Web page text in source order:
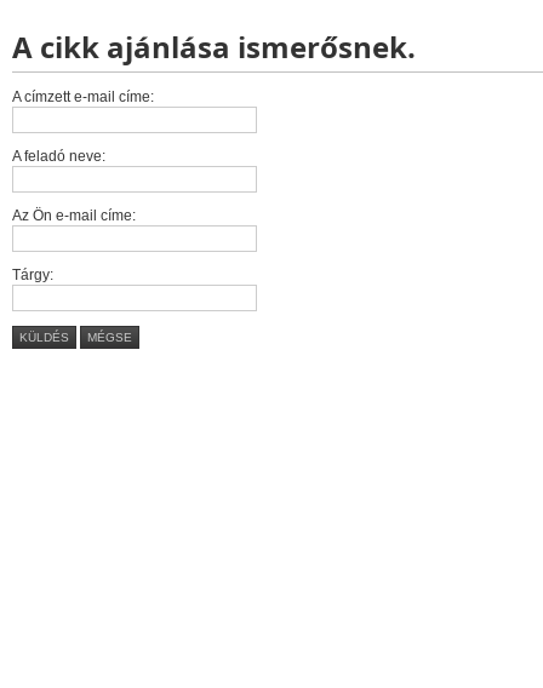
A cikk ajánlása ismerősnek.
A címzett e-mail címe:
A feladó neve:
Az Ön e-mail címe:
Tárgy:
KÜLDÉS MÉGSE